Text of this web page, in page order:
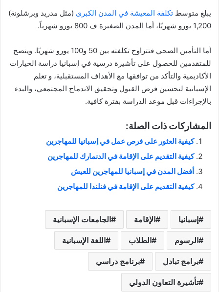
يبلغ متوسط تكلفة المعيشة في المدن الكبرى (مثل مدريد وبرشلونة)
1,200 يورو شهريًا، أما المدن الصغيرة ف 800 يورو شهرياً.
أما التأمين الصحي فتتراوح تكلفته بين 50 و100 يورو شهريًا. وينصح
للمتقدمين للحصول على تأشيرة درسية في إسبانيا دراسة الخيارات
الأكاديمية والتأكد من توافقها مع الأهداف المستقبلية، و تعلم
الإسبانية لتحسين فرص القبول وتحقيق الاندماج المجتمعي، والبدء
بالإجراءات قبل موعد الدراسة بفترة كافية.
المشاركات ذات الصلة:
كيفية العثور على فرص عمل في إسبانيا للمهاجرين
كيفية التقديم على الإقامة في الدنمارك للمهاجرين
أفضل المدن في إسبانيا للمهاجرين للعيش
كيفية التقديم على الإقامة في فنلندا للمهاجرين
إسبانيا الإقامة الجامعات الإسبانية
الرسوم الطلاب اللغة الإسبانية
برامج تبادل برنامج دراسي
تأشيرة التعاون الدولي